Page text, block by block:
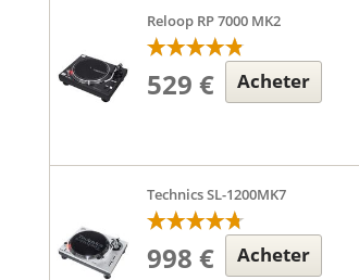
Reloop RP 7000 MK2
529 € Acheter
Technics SL-1200MK7
998 € Acheter